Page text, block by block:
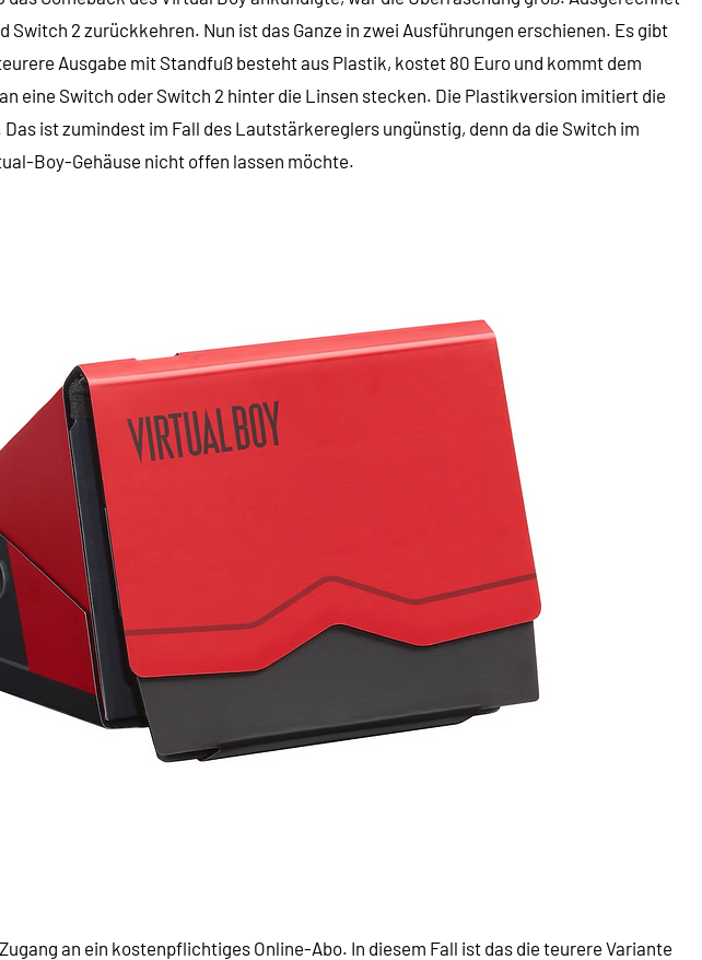
2 zurückkehren. Nun ist das Ganze in zwei Ausführungen erschienen. Es gibt
Ausgabe mit Standfuß besteht aus Plastik, kostet 80 Euro und kommt dem
eine Switch oder Switch 2 hinter die Linsen stecken. Die Plastikversion imitiert die
ist zumindest im Fall des Lautstärkereglers ungünstig, denn da die Switch im
Boy-Gehäuse nicht offen lassen möchte.
an ein kostenpflichtiges Online-Abo. In diesem Fall ist das die teurere Variante